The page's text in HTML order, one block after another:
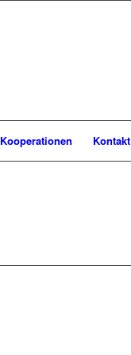
Kooperationen Kontakt